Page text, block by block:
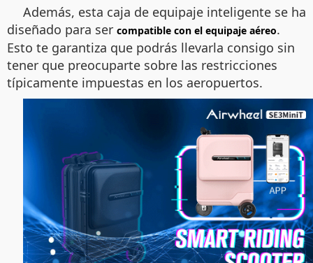
Además, esta caja de equipaje inteligente se ha
diseñado para ser compatible con el equipaje aéreo.
Esto te garantiza que podrás llevarla consigo sin
tener que preocuparte sobre las restricciones
típicamente impuestas en los aeropuertos.